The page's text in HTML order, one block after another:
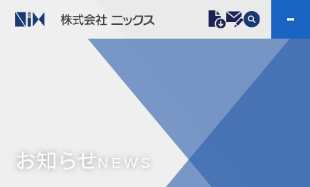
プラスチックファスナー 機構部品
ケーブルマーカー
樹脂継手、配管施工
防虫忌避製品ARINIX
プリント基板実装関連
会社案内
IR
お知らせNEWS